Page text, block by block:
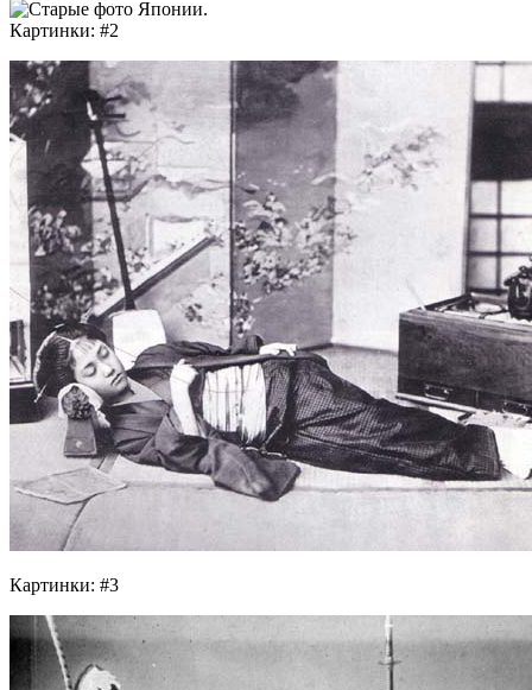
Картинки: #2
Картинки: #3